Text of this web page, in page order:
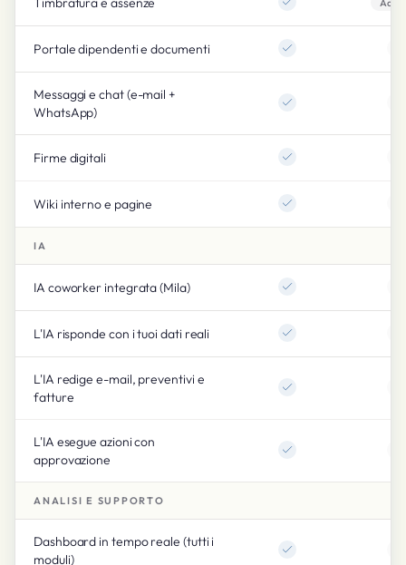
Add-
Portale dipendenti e documenti
Messaggi e chat (e-mail +
WhatsApp)
Firme digitali
Wiki interno e pagine
IA
IA coworker integrata (Mila)
L'IA risponde con i tuoi dati reali
L'IA redige e-mail, preventivi e
fatture
L'IA esegue azioni con
approvazione
ANALISI E SUPPORTO
Dashboard in tempo reale (tutti i
moduli)